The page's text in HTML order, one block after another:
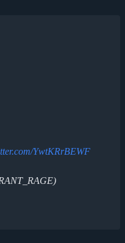
YwtKRrBEWF